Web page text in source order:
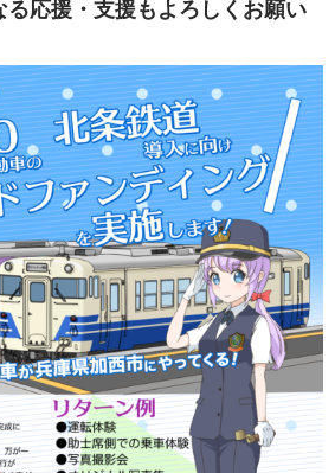
る応援・支援もよろしくお願い